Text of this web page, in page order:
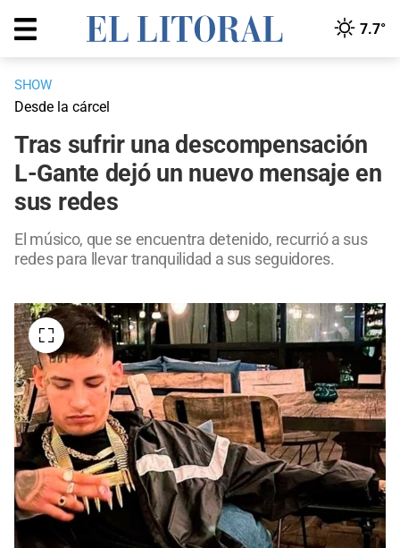
7.7°
SHOW
Desde la cárcel
Tras sufrir una descompensación
L-Gante dejó un nuevo mensaje en
sus redes
El músico, que se encuentra detenido, recurrió a sus
redes para llevar tranquilidad a sus seguidores.